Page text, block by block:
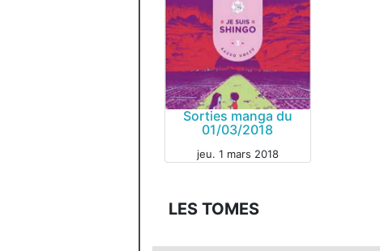
MANGA
Sorties manga du
01/03/2018
jeu. 1 mars 2018
LES TOMES